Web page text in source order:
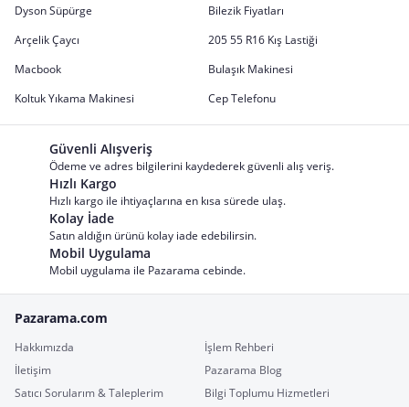
Dyson Süpürge
Bilezik Fiyatları
Arçelik Çaycı
205 55 R16 Kış Lastiği
Macbook
Bulaşık Makinesi
Koltuk Yıkama Makinesi
Cep Telefonu
Güvenli Alışveriş
Ödeme ve adres bilgilerini kaydederek güvenli alış veriş.
Hızlı Kargo
Hızlı kargo ile ihtiyaçlarına en kısa sürede ulaş.
Kolay İade
Satın aldığın ürünü kolay iade edebilirsin.
Mobil Uygulama
Mobil uygulama ile Pazarama cebinde.
Pazarama.com
Hakkımızda
İşlem Rehberi
İletişim
Pazarama Blog
Satıcı Sorularım & Taleplerim
Bilgi Toplumu Hizmetleri